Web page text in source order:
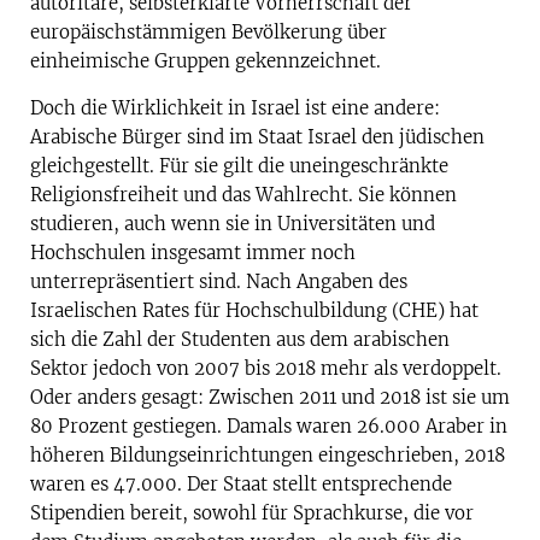
europäischstämmigen Bevölkerung über
einheimische Gruppen gekennzeichnet.
Doch die Wirklichkeit in Israel ist eine andere:
Arabische Bürger sind im Staat Israel den jüdischen
gleichgestellt. Für sie gilt die uneingeschränkte
Religionsfreiheit und das Wahlrecht. Sie können
studieren, auch wenn sie in Universitäten und
Hochschulen insgesamt immer noch
unterrepräsentiert sind. Nach Angaben des
Israelischen Rates für Hochschulbildung (CHE) hat
sich die Zahl der Studenten aus dem arabischen
Sektor jedoch von 2007 bis 2018 mehr als verdoppelt.
Oder anders gesagt: Zwischen 2011 und 2018 ist sie um
80 Prozent gestiegen. Damals waren 26.000 Araber in
höheren Bildungseinrichtungen eingeschrieben, 2018
waren es 47.000. Der Staat stellt entsprechende
Stipendien bereit, sowohl für Sprachkurse, die vor